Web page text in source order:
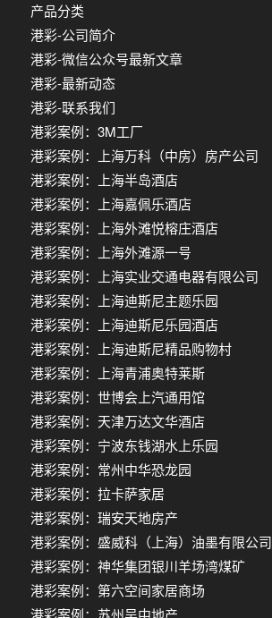
产品分类
港彩-公司简介
港彩-微信公众号最新文章
港彩-最新动态
港彩-联系我们
港彩案例：3M工厂
港彩案例：上海万科（中房）房产公司
港彩案例：上海半岛酒店
港彩案例：上海嘉佩乐酒店
港彩案例：上海外滩悦榕庄酒店
港彩案例：上海外滩源一号
港彩案例：上海实业交通电器有限公司
港彩案例：上海迪斯尼主题乐园
港彩案例：上海迪斯尼乐园酒店
港彩案例：上海迪斯尼精品购物村
港彩案例：上海青浦奥特莱斯
港彩案例：世博会上汽通用馆
港彩案例：天津万达文华酒店
港彩案例：宁波东钱湖水上乐园
港彩案例：常州中华恐龙园
港彩案例：拉卡萨家居
港彩案例：瑞安天地房产
港彩案例：盛威科（上海）油墨有限公司
港彩案例：神华集团银川羊场湾煤矿
港彩案例：第六空间家居商场
港彩案例：苏州吴中地产